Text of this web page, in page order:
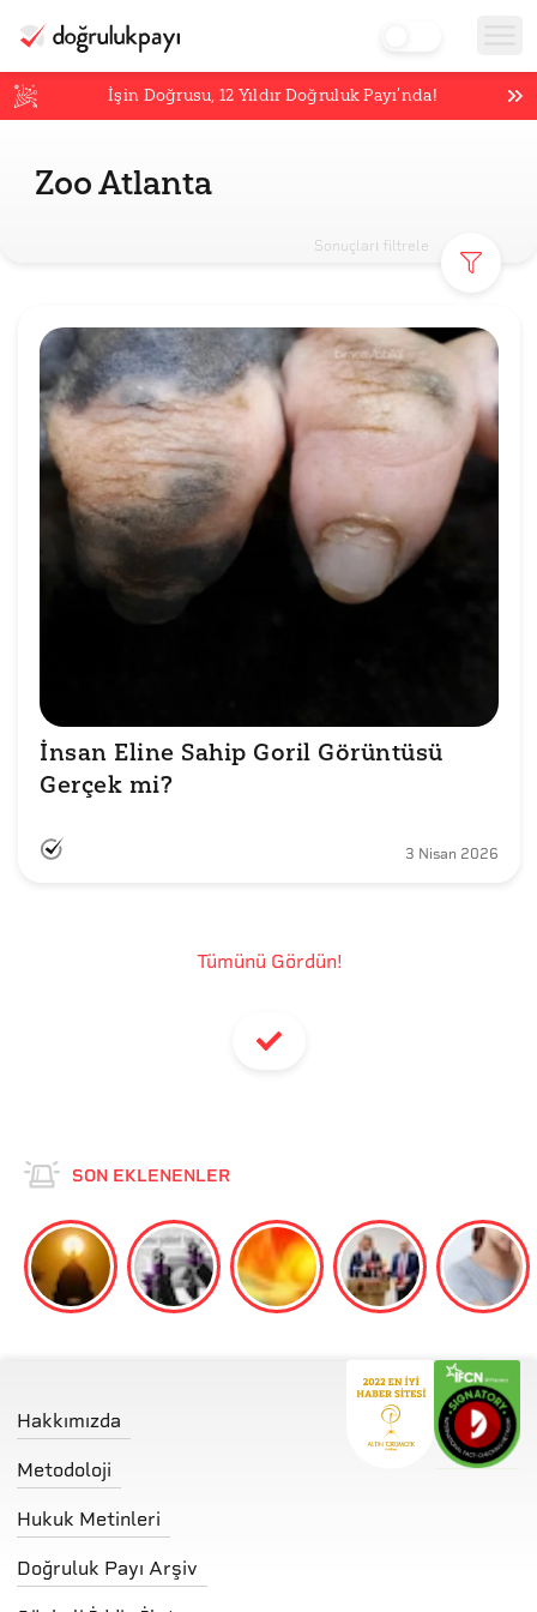
İşin Doğrusu,12 Yıldır Doğruluk Payı’nda!
Zoo Atlanta
Sonuçları filtrele
İnsan Eline Sahip Goril Görüntüsü
Gerçek mi?
3 Nisan 2026
Tümünü Gördün!
SON EKLENENLER
Hakkımızda
Metodoloji
Hukuk Metinleri
Doğruluk Payı Arşiv